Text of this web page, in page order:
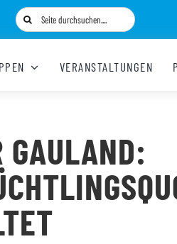
Suche
nach:
VERANSTALTUNGEN
GAULAND: